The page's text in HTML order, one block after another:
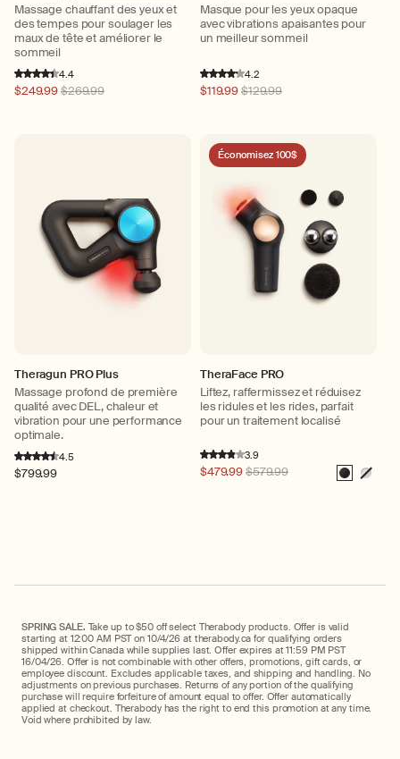
Massage chauffant des yeux et
des tempes pour soulager les
maux de tête et améliorer le
sommeil
4.4
Prix
$249.99$269.99
Masque pour les yeux opaque
avec vibrations apaisantes pour
un meilleur sommeil
4.2
Prix
$119.99$129.99
Theragun PRO Plus
Massage profond de première
qualité avec DEL, chaleur et
vibration pour une performance
optimale.
4.5
Prix
$799.99
Économisez 100$
TheraFace PRO
Liftez, raffermissez et réduisez
les ridules et les rides, parfait
pour un traitement localisé
3.9
Prix
$479.99$579.99
SPRING SALE. Take up to $50 off select Therabody products. Offer is valid
starting at 12:00 AM PST on 10/4/26 at therabody.ca for qualifying orders
shipped within Canada while supplies last. Offer expires at 11:59 PM PST
16/04/26. Offer is not combinable with other offers, promotions, gift cards, or
employee discount. Excludes applicable taxes, and shipping and handling. No
adjustments on previous purchases. Returns of any portion of the qualifying
purchase will require forfeiture of amount equal to offer. Offer automatically
applied at checkout. Therabody has the right to end this promotion at any time.
Void where prohibited by law.